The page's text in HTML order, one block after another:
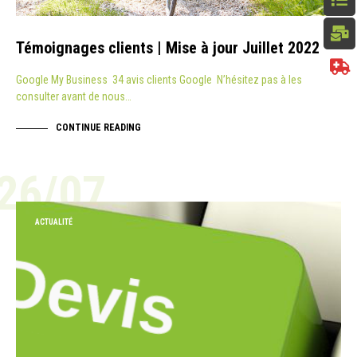
Témoignages clients | Mise à jour Juillet 2022
Google My Business 34 avis clients Google N’hésitez pas à les
consulter avant de nous…
CONTINUE READING
07
ACTUALITÉ